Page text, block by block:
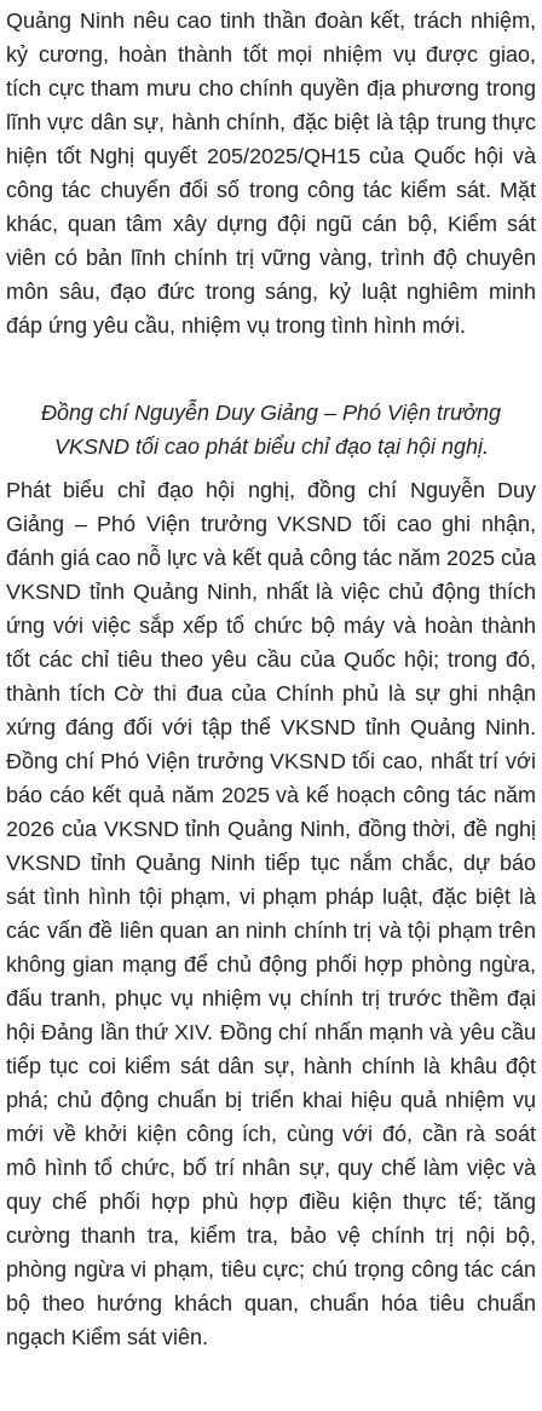
Quảng Ninh nêu cao tinh thần đoàn kết, trách nhiệm,
kỷ cương, hoàn thành tốt mọi nhiệm vụ được giao,
tích cực tham mưu cho chính quyền địa phương trong
lĩnh vực dân sự, hành chính, đặc biệt là tập trung thực
hiện tốt Nghị quyết 205/2025/QH15 của Quốc hội và
công tác chuyển đổi số trong công tác kiểm sát. Mặt
khác, quan tâm xây dựng đội ngũ cán bộ, Kiểm sát
viên có bản lĩnh chính trị vững vàng, trình độ chuyên
môn sâu, đạo đức trong sáng, kỷ luật nghiêm minh
đáp ứng yêu cầu, nhiệm vụ trong tình hình mới.
Đồng chí Nguyễn Duy Giảng – Phó Viện trưởng
VKSND tối cao phát biểu chỉ đạo tại hội nghị.
Phát biểu chỉ đạo hội nghị, đồng chí Nguyễn Duy
Giảng – Phó Viện trưởng VKSND tối cao ghi nhận,
đánh giá cao nỗ lực và kết quả công tác năm 2025 của
VKSND tỉnh Quảng Ninh, nhất là việc chủ động thích
ứng với việc sắp xếp tổ chức bộ máy và hoàn thành
tốt các chỉ tiêu theo yêu cầu của Quốc hội; trong đó,
thành tích Cờ thi đua của Chính phủ là sự ghi nhận
xứng đáng đối với tập thể VKSND tỉnh Quảng Ninh.
Đồng chí Phó Viện trưởng VKSND tối cao, nhất trí với
báo cáo kết quả năm 2025 và kế hoạch công tác năm
2026 của VKSND tỉnh Quảng Ninh, đồng thời, đề nghị
VKSND tỉnh Quảng Ninh tiếp tục nắm chắc, dự báo
sát tình hình tội phạm, vi phạm pháp luật, đặc biệt là
các vấn đề liên quan an ninh chính trị và tội phạm trên
không gian mạng để chủ động phối hợp phòng ngừa,
đấu tranh, phục vụ nhiệm vụ chính trị trước thềm đại
hội Đảng lần thứ XIV. Đồng chí nhấn mạnh và yêu cầu
tiếp tục coi kiểm sát dân sự, hành chính là khâu đột
phá; chủ động chuẩn bị triển khai hiệu quả nhiệm vụ
mới về khởi kiện công ích, cùng với đó, cần rà soát
mô hình tổ chức, bố trí nhân sự, quy chế làm việc và
quy chế phối hợp phù hợp điều kiện thực tế; tăng
cường thanh tra, kiểm tra, bảo vệ chính trị nội bộ,
phòng ngừa vi phạm, tiêu cực; chú trọng công tác cán
bộ theo hướng khách quan, chuẩn hóa tiêu chuẩn
ngạch Kiểm sát viên.